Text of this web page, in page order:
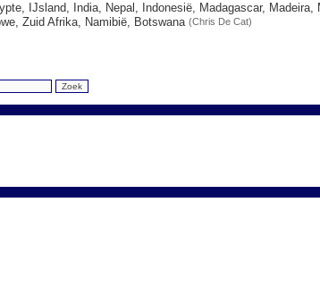
IJsland, India, Nepal, Indonesië, Madagascar, Madeira,
Zuid Afrika, Namibië, Botswana (Chris De Cat)